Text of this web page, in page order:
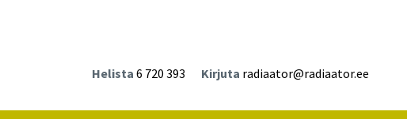
Helista 6 720 393 Kirjuta radiaator@radiaator.ee